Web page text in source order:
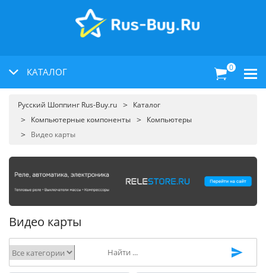
КАТАЛОГ 0
Русский Шоппинг Rus-Buy.ru
Каталог
Компьютерные компоненты
Компьютеры
Видео карты
Видео карты